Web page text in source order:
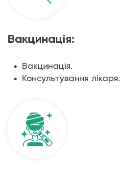
Вакцинація:
Вакцинація.
Консультування лікаря.